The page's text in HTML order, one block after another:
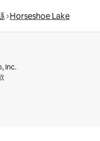
Horseshoe Lake
Inc.